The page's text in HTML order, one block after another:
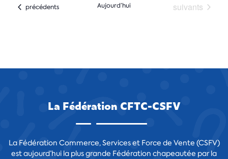
date.Formations
précédents Aujourd’hui Formations
suivants
La Fédération CFTC-CSFV
La Fédération Commerce, Services et Force de Vente (CSFV)
est aujourd’hui la plus grande Fédération chapeautée par la